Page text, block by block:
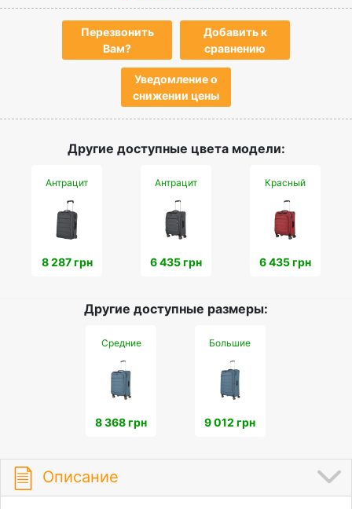
Перезвонить
Вам?
Добавить к
сравнению
Уведомление о
снижении цены
Другие доступные цвета модели:
Антрацит
8 287 грн
Антрацит
6 435 грн
Красный
6 435 грн
Другие доступные размеры:
Средние
8 368 грн
Большие
9 012 грн
Описание